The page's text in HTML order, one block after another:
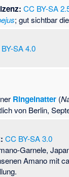
CC BY-SA
; gut sichtbar
SA 4.0
Ringelnatter (
von Berlin,
CC BY-SA 3.0
Garnele,
Amano mit